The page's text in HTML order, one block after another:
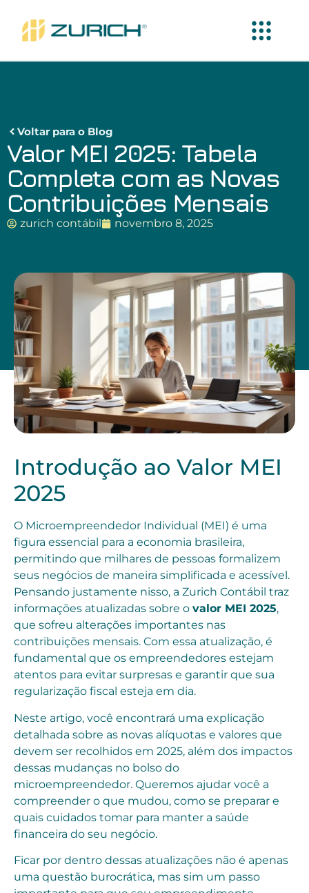
Voltar para o Blog
Valor MEI 2025: Tabela
Completa com as Novas
Contribuições Mensais
zurich contábil novembro 8, 2025
Introdução ao Valor MEI
2025
O Microempreendedor Individual (MEI) é uma
figura essencial para a economia brasileira,
permitindo que milhares de pessoas formalizem
seus negócios de maneira simplificada e acessível.
Pensando justamente nisso, a Zurich Contábil traz
informações atualizadas sobre o valor MEI 2025,
que sofreu alterações importantes nas
contribuições mensais. Com essa atualização, é
fundamental que os empreendedores estejam
atentos para evitar surpresas e garantir que sua
regularização fiscal esteja em dia.
Neste artigo, você encontrará uma explicação
detalhada sobre as novas alíquotas e valores que
devem ser recolhidos em 2025, além dos impactos
dessas mudanças no bolso do
microempreendedor. Queremos ajudar você a
compreender o que mudou, como se preparar e
quais cuidados tomar para manter a saúde
financeira do seu negócio.
Ficar por dentro dessas atualizações não é apenas
uma questão burocrática, mas sim um passo